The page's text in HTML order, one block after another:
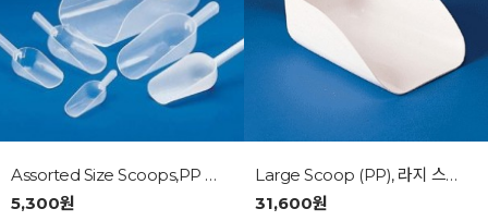
Assorted Size Scoops,PP 플라스틱...
5,300원
Large Scoop (PP), 라지 스쿠프, Be...
31,600원